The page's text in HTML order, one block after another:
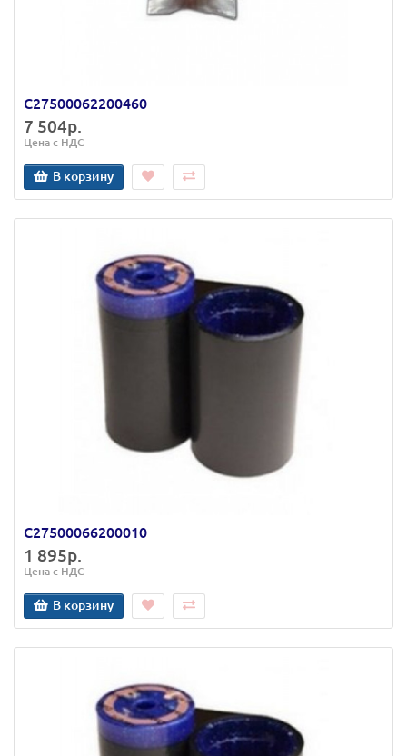
C27500062200460
7 504р.
Цена с НДС
В корзину
C27500066200010
1 895р.
Цена с НДС
В корзину